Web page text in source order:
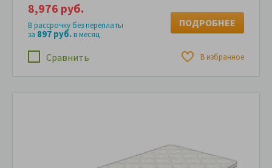
Сравнить В избранное
8,976 руб.
В рассрочку без переплаты
за 897 руб.в месяц
ПОДРОБНЕЕ